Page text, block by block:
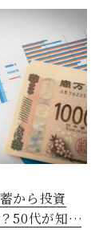
から投資
50代が知る
常識